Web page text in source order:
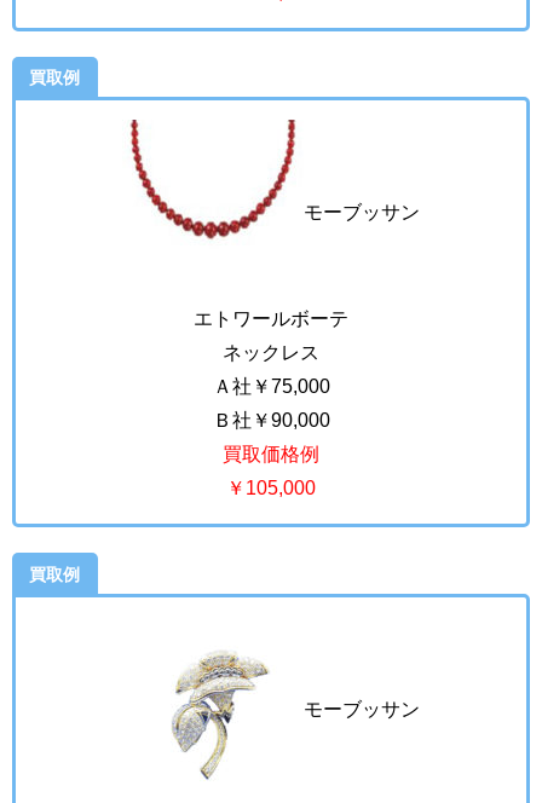
買取例
モーブッサン
エトワールボーテ
ネックレス
Ａ社￥75,000
Ｂ社￥90,000
買取価格例
￥105,000
買取例
モーブッサン